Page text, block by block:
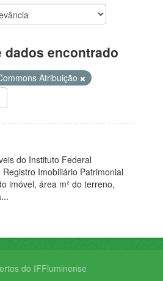
dados encontrado
Atribuição
do Instituto Federal
Imobiliário Patrimonial
imóvel, área m² do terreno,
do IFFluminense